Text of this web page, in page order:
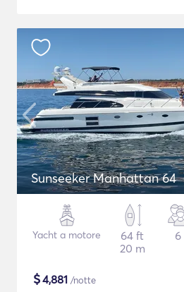
Sunseeker Manhattan 64
Yacht a motore
64 ft
20 m
6
$4,881 /notte